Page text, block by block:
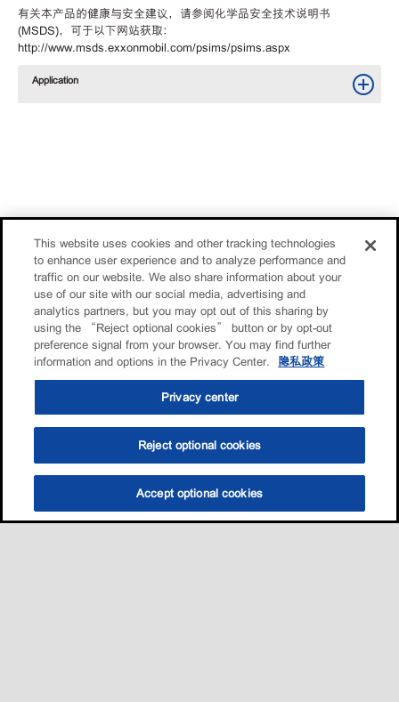
选油助手 查找门店
有关本产品的健康与安全建议，请参阅化学品安全技术说明书
(MSDS)，可于以下网站获取：
http://www.msds.exxonmobil.com/psims/psims.aspx
Application
This website uses cookies and other tracking technologies
to enhance user experience and to analyze performance and
traffic on our website. We also share information about your
use of our site with our social media, advertising and
analytics partners, but you may opt out of this sharing by
using the “Reject optional cookies” button or by opt-out
preference signal from your browser. You may find further
information and options in the Privacy Center.
隐私政策
Privacy center
Reject optional cookies
Accept optional cookies